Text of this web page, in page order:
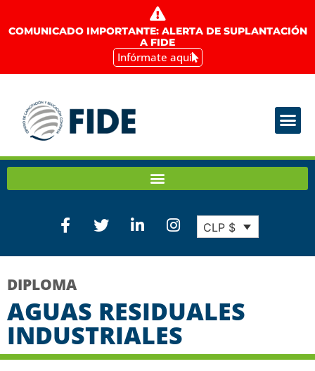
COMUNICADO IMPORTANTE: ALERTA DE SUPLANTACIÓN
A FIDE
Infórmate aquí
CLP $
DIPLOMA
AGUAS RESIDUALES
INDUSTRIALES